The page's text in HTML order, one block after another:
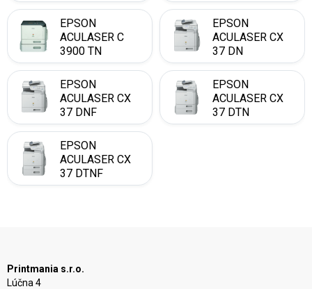
EPSON
ACULASER C
3900 TN
EPSON
ACULASER CX
37 DN
EPSON
ACULASER CX
37 DNF
EPSON
ACULASER CX
37 DTN
EPSON
ACULASER CX
37 DTNF
Printmania s.r.o.
Lúčna 4